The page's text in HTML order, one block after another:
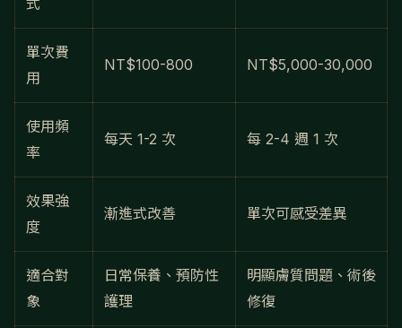
單次費
用
NT$100-800 NT$5,000-30,000
使用頻
率
每天 1-2 次 每 2-4 週 1 次
效果強
度
漸進式改善 單次可感受差異
適合對
象
日常保養、預防性
護理
明顯膚質問題、術後
修復